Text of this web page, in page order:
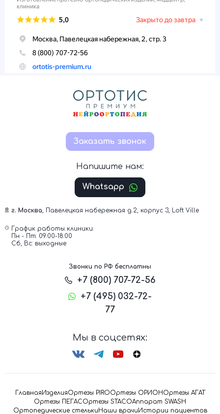
Заказать звонок
Напишите нам:
Whatsapp
г. Москва , Павелецкая набережная д.2, корпус 3, Loft Ville
График работы клиники:
Пн - Пт: 09:00-18:00
Сб, Вс: выходные
Звонки по РФ бесплатны
+7 (800) 707-72-56
+7 (495) 032-72-
77
Мы в соцсетях:
ГлавнаяИзделияОртезы PIROОртезы ОРИОНОртезы АГАТ
Ортезы ПЕГАСОртезы STACOАппарат SWASH
Ортопедические стелькиНаши врачиИстории пациентов